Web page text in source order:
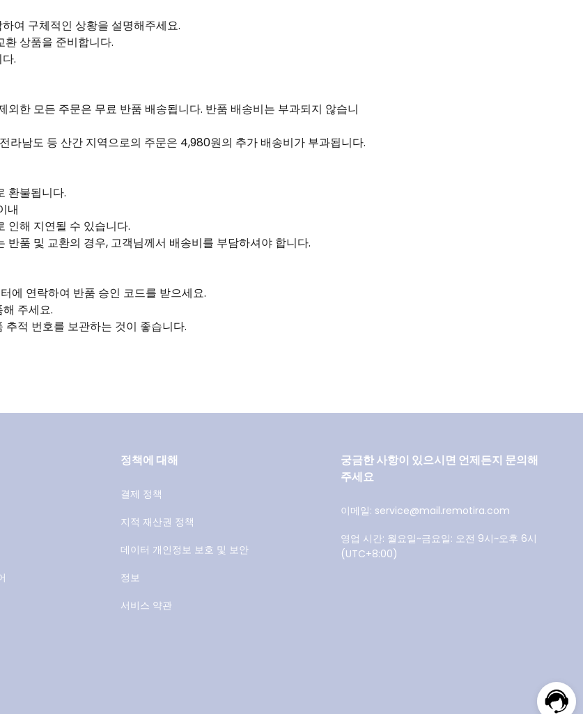
여 구체적인 상황을 설명해주세요.
환 상품을 준비합니다.
.
외한 모든 주문은 무료 반품 배송됩니다. 반품 배송비는 부과되지 않습니
라남도 등 산간 지역으로의 주문은 4,980원의 추가 배송비가 부과됩니다.
환불됩니다.
내
인해 지연될 수 있습니다.
반품 및 교환의 경우, 고객님께서 배송비를 부담하셔야 합니다.
에 연락하여 반품 승인 코드를 받으세요.
주세요.
추적 번호를 보관하는 것이 좋습니다.
정책에 대해
결제 정책
지적 재산권 정책
데이터 개인정보 보호 및 보안
정보
서비스 약관
궁금한 사항이 있으시면 언제든지 문의해
주세요
이메일: service@mail.remotira.com
영업 시간: 월요일~금요일: 오전 9시~오후 6시
(UTC+8:00)